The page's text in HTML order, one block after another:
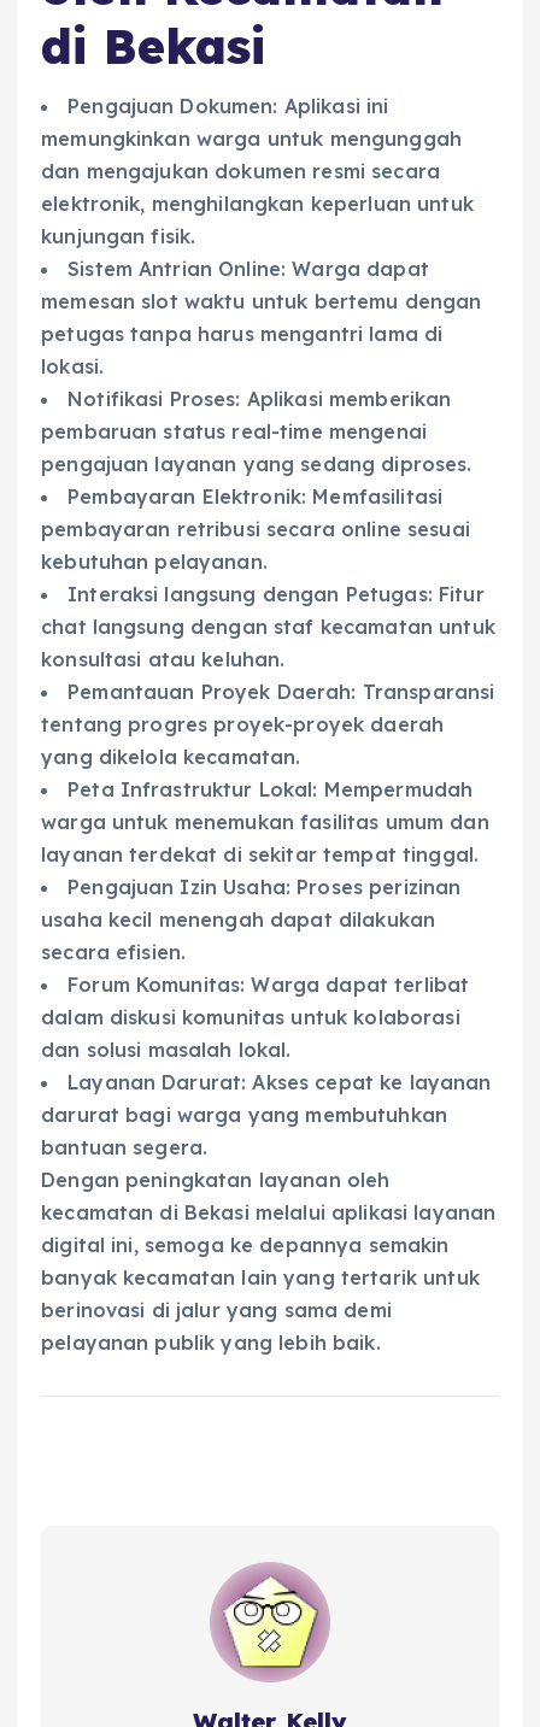
di Bekasi
Pengajuan Dokumen: Aplikasi ini
memungkinkan warga untuk mengunggah
dan mengajukan dokumen resmi secara
elektronik, menghilangkan keperluan untuk
kunjungan fisik.
Sistem Antrian Online: Warga dapat
memesan slot waktu untuk bertemu dengan
petugas tanpa harus mengantri lama di
lokasi.
Notifikasi Proses: Aplikasi memberikan
pembaruan status real-time mengenai
pengajuan layanan yang sedang diproses.
Pembayaran Elektronik: Memfasilitasi
pembayaran retribusi secara online sesuai
kebutuhan pelayanan.
Interaksi langsung dengan Petugas: Fitur
chat langsung dengan staf kecamatan untuk
konsultasi atau keluhan.
Pemantauan Proyek Daerah: Transparansi
tentang progres proyek-proyek daerah
yang dikelola kecamatan.
Peta Infrastruktur Lokal: Mempermudah
warga untuk menemukan fasilitas umum dan
layanan terdekat di sekitar tempat tinggal.
Pengajuan Izin Usaha: Proses perizinan
usaha kecil menengah dapat dilakukan
secara efisien.
Forum Komunitas: Warga dapat terlibat
dalam diskusi komunitas untuk kolaborasi
dan solusi masalah lokal.
Layanan Darurat: Akses cepat ke layanan
darurat bagi warga yang membutuhkan
bantuan segera.
Dengan peningkatan layanan oleh
kecamatan di Bekasi melalui aplikasi layanan
digital ini, semoga ke depannya semakin
banyak kecamatan lain yang tertarik untuk
berinovasi di jalur yang sama demi
pelayanan publik yang lebih baik.